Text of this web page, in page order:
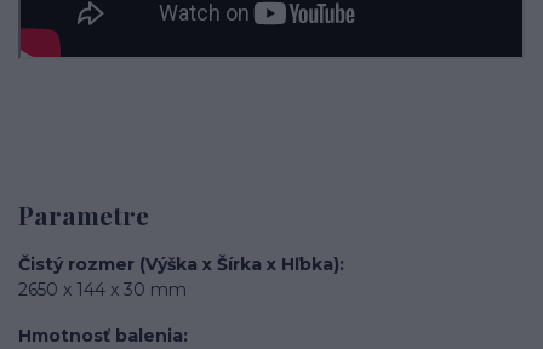
Parametre
Čistý rozmer (Výška x Šírka x Hľbka)
2650 x 144 x 30 mm
Hmotnosť balenia